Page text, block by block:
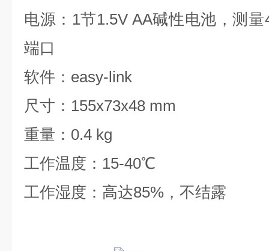
电源：1节1.5V AA碱性电池，测
端口
软件：easy-link
尺寸：155x73x48 mm
重量：0.4 kg
工作温度：15-40℃
工作湿度：高达85%，不结露